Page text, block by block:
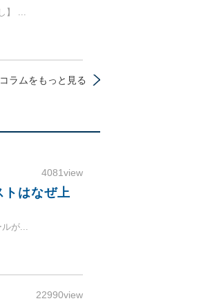
】 ...
コラムをもっと見る
4081view
トはなぜ上
ルが...
22990view